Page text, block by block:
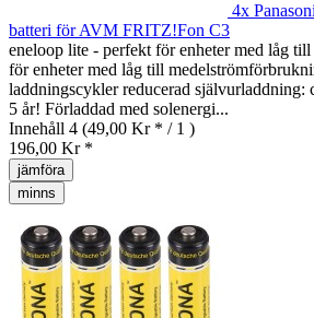
4x
batteri för AVM FRITZ!Fon C3
eneloop lite - perfekt för enheter med låg
för enheter med låg till
laddningscykler reducerad självurladdning:
5 år! Förladdad med solenergi...
Innehåll 4 (49,00 Kr * / 1 )
196,00 Kr *
jämföra
minns